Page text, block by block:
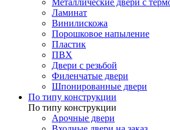
Металлические двери с
Ламинат
Винилискожа
Порошковое напыление
Пластик
ПВХ
Двери с резьбой
Филенчатые двери
Шпонированные двери
По типу конструкции
По типу конструкции
Арочные двери